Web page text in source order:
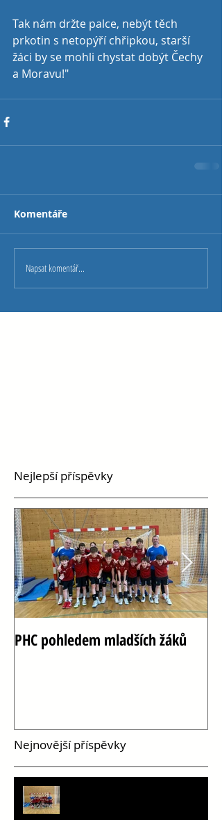
Tak nám držte palce, nebýt těch
prkotin s netopýří chřipkou, starší
žáci by se mohli chystat dobýt Čechy
a Moravu!"
Komentáře
Napsat komentář...
Nejlepší příspěvky
PHC pohledem mladších žáků
Nejnovější příspěvky